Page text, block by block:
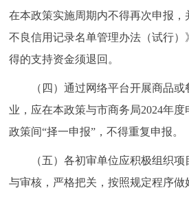
在本政策实施周期内不得再次申报
不良信用记录名单管理办法（试行
得的支持资金须退回。
（四）通过网络平台开展商品或
业，应在本政策与市商务局2024年度
政策间“择一申报”，不得重复申报。
（五）各初审单位应积极组织项
与审核，严格把关，按照规定程序